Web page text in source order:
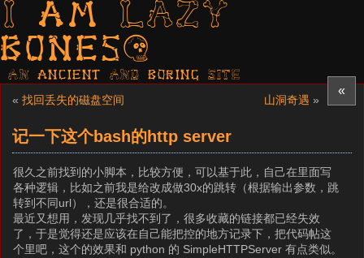
I am LAZY
bones?
AN ancient AND boring SITE
«
« 找回丢失的磁盘空间 山洞奇遇 »
记一下这个bash的http server
很久之前找到的小脚本，比较方便，可以基于此，自己在里面写
各种逻辑，比如之前我是给改成做30x的跳转（根据输出参数，跳
转到不同url），还是很合适的。
最近又想用，发现几乎找不到了，很多收藏的链接都已经失效
了，于是觉得还是应该在自己能把控的地方记录下，把代码帖这
个里吧，这个的效果和 python 的 SimpleHTTPServer 有点类似。